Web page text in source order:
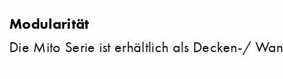
Modularität
Die Mito Serie ist erhältlich als Decken-/